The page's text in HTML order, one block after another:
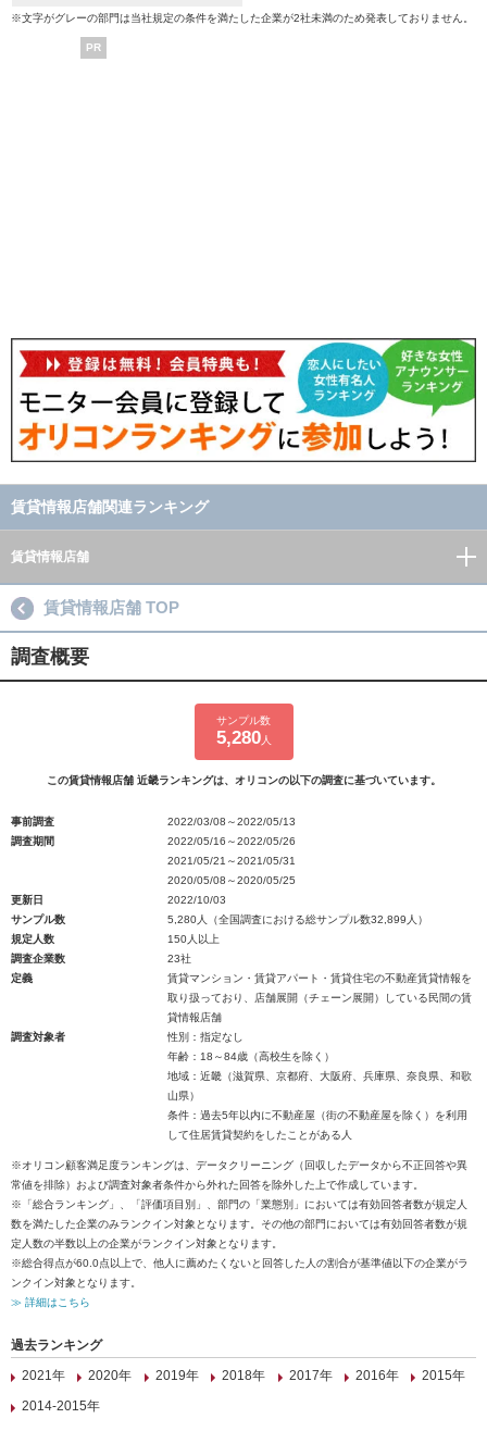
※文字がグレーの部門は当社規定の条件を満たした企業が2社未満のため発表しておりません。
PR
賃貸情報店舗関連ランキング
賃貸情報店舗
賃貸情報店舗 TOP
調査概要
サンプル数
5,280人
この賃貸情報店舗 近畿ランキングは、オリコンの以下の調査に基づいています。
事前調査
2022/03/08～2022/05/13
調査期間
2022/05/16～2022/05/26
2021/05/21～2021/05/31
2020/05/08～2020/05/25
更新日
2022/10/03
サンプル数
5,280人（全国調査における総サンプル数32,899人）
規定人数
150人以上
調査企業数
23社
定義
賃貸マンション・賃貸アパート・賃貸住宅の不動産賃貸情報を
取り扱っており、店舗展開（チェーン展開）している民間の賃
貸情報店舗
調査対象者
性別：指定なし
年齢：18～84歳（高校生を除く）
地域：近畿（滋賀県、京都府、大阪府、兵庫県、奈良県、和歌
山県）
条件：過去5年以内に不動産屋（街の不動産屋を除く）を利用
して住居賃貸契約をしたことがある人
※オリコン顧客満足度ランキングは、データクリーニング（回収したデータから不正回答や異
常値を排除）および調査対象者条件から外れた回答を除外した上で作成しています。
※「総合ランキング」、「評価項目別」、部門の「業態別」においては有効回答者数が規定人
数を満たした企業のみランクイン対象となります。その他の部門においては有効回答者数が規
定人数の半数以上の企業がランクイン対象となります。
※総合得点が60.0点以上で、他人に薦めたくないと回答した人の割合が基準値以下の企業がラ
ンクイン対象となります。
≫ 詳細はこちら
過去ランキング
2021年
2020年 2019年 2018年 2017年 2016年
2015年
2014-2015年